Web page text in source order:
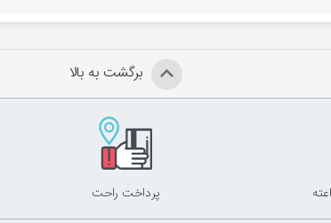
برگشت به بالا
پرداخت راحت